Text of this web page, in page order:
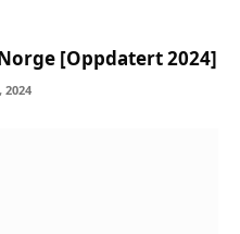
[Oppdatert 2024]
2024